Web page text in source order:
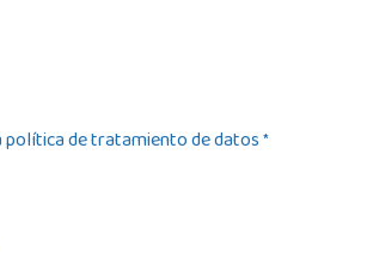
política de tratamiento de datos*